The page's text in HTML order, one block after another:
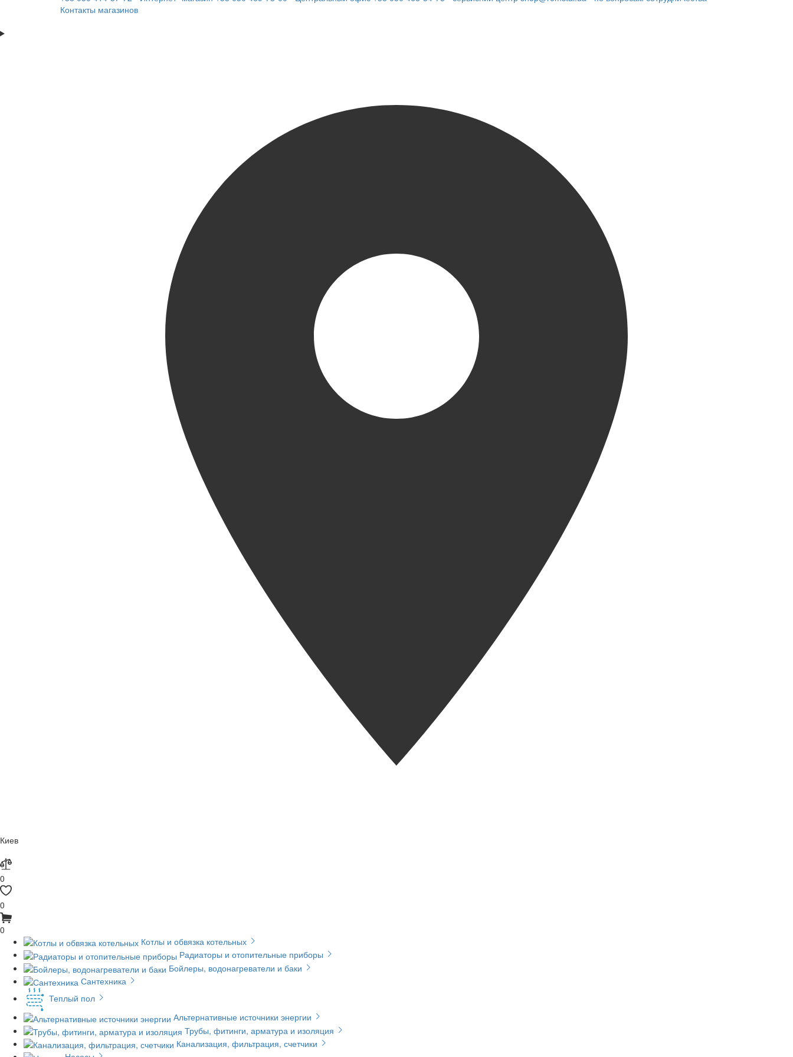
Контакты магазинов
Киев
0
0
0
Котлы и обвязка котельных
Радиаторы и отопительные приборы
Бойлеры, водонагреватели и баки
Сантехника
Теплый пол
Альтернативные источники энергии
Трубы, фитинги, арматура и изоляция
Канализация, фильтрация, счетчики